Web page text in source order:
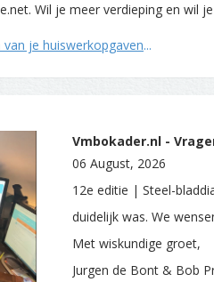
Wil je meer verdieping en wil
je huiswerkopgaven...
Vmbokader.nl -
06 August, 2026
12e editie | Steel-
duidelijk was. We
Met wiskundige groet,
Jurgen de Bont & Bob